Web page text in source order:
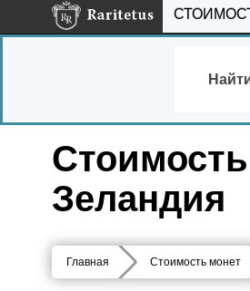
Зеландия
Главная Стоимость монет